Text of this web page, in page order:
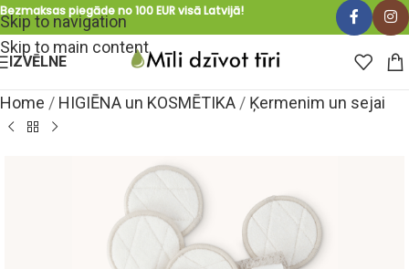
Skip to navigation
Skip to main content
Bezmaksas piegāde no 100 EUR visā Latvijā!
IZVĒLNE
Home / HIGIĒNA un KOSMĒTIKA / Ķermenim un sejai